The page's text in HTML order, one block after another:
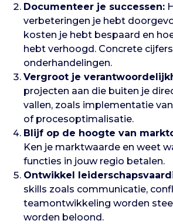
Documenteer je successen:
verbeteringen je hebt
kosten je hebt bespaard en
hebt verhoogd. Concrete
onderhandelingen.
Vergroot je
projecten aan die buiten je
vallen, zoals implementatie
of procesoptimalisatie.
Blijf op de hoogte van
Ken je marktwaarde en weet
functies in jouw regio betalen.
Ontwikkel
skills zoals communicatie,
teamontwikkeling worden
worden beloond.